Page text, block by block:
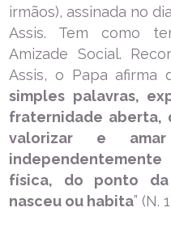
irmãos), assinada no
Assis. Tem como
Amizade Social.
Assis, o Papa afirma
simples palavras,
fraternidade aberta,
valorizar e
física, do ponto
nasceu ou habita” (N.